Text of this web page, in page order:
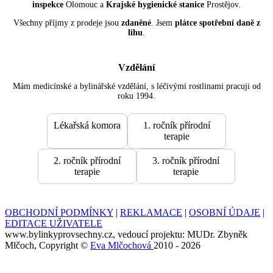
inspekce Olomouc a Krajské hygienické stanice Prostějov.
Všechny příjmy z prodeje jsou zdaněné. Jsem plátce spotřební daně z
lihu.
Vzdělání
Mám medicínské a bylinářské vzdělání, s léčivými rostlinami pracuji od
roku 1994.
Lékařská komora
1. ročník přírodní
terapie
2. ročník přírodní
terapie
3. ročník přírodní
terapie
OBCHODNÍ PODMÍNKY | REKLAMACE | OSOBNÍ ÚDAJE |
EDITACE UŽIVATELE
www.bylinkyprovsechny.cz, vedoucí projektu: MUDr. Zbyněk
Mlčoch, Copyright © Eva Mlčochová 2010 - 2026